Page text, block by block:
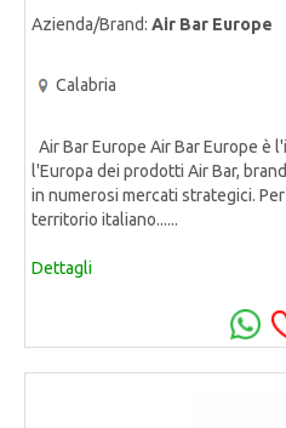
Azienda/Brand: Air Bar Europe
Calabria
Air Bar Europe Air Bar Europe
l'Europa dei prodotti Air Bar,
in numerosi mercati strategici.
territorio italiano......
Dettagli